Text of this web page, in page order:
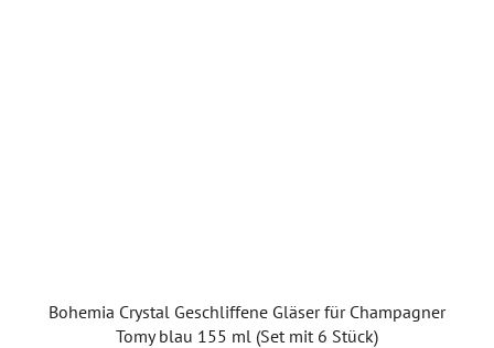
Bohemia Crystal Geschliffene Gläser für Champagner
Tomy blau 155 ml (Set mit 6 Stück)